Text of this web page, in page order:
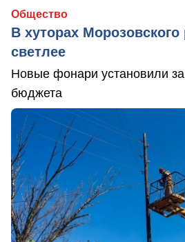
Общество
В хуторах Морозовского
светлее
Новые фонари установили за
бюджета